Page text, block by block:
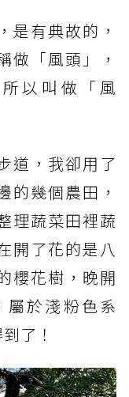
是有典故的，
做「風頭」，
以叫做「風
道，我卻用了
的幾個農田，
理蔬菜田裡蔬
開了花的是八
櫻花樹，晚開
屬於淺粉色系
了！